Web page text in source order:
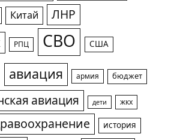
Китай ЛНР
РПЦ СВО США
авиация армия бюджет
авиация дети жкх
история